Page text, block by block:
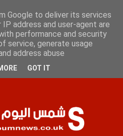
الخميس 6 أغسطس 2026
الصفحات
Google to deliver its services
address and user-agent are
performance and security
service, generate usage
address abuse.
GOT IT